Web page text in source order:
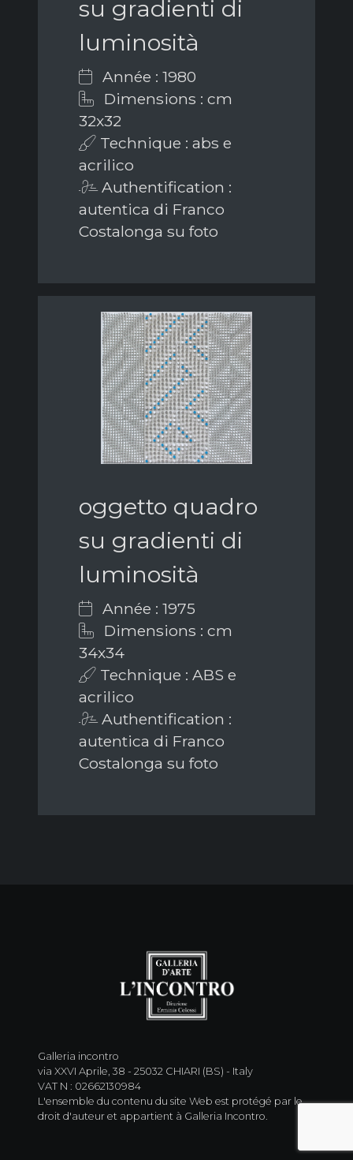
su gradienti di
luminosità
Année : 1980
Dimensions : cm
32x32
Technique : abs e
acrilico
Authentification :
autentica di Franco
Costalonga su foto
oggetto quadro
su gradienti di
luminosità
Année : 1975
Dimensions : cm
34x34
Technique : ABS e
acrilico
Authentification :
autentica di Franco
Costalonga su foto
Galleria incontro
via XXVI Aprile, 38 - 25032 CHIARI (BS) - Italy
VAT N : 02662130984
L'ensemble du contenu du site Web est protégé par le
droit d'auteur et appartient à Galleria Incontro.